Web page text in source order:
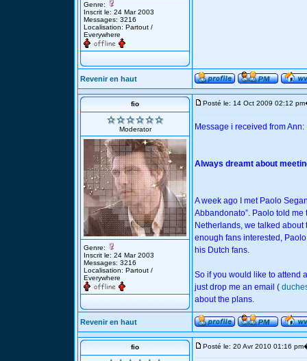
Genre:
Inscrit le: 24 Mar 2003
Messages: 3216
Localisation: Partout /
Everywhere
Revenir en haut
fio
Moderator
Genre:
Inscrit le: 24 Mar 2003
Messages: 3216
Localisation: Partout /
Everywhere
Posté le: 14 Oct 2009 02:12 pm
Message i received from Ann:
Always dreamt about
A week ago I met Paolo
Abbandonato”. Paolo told
Netherlands, we talked
enough fans interested,
his Dutch fans.
So if you would like to attend
just drop me an email (
about the plans.
Revenir en haut
fio Posté le: 20 Avr 2010 01:16 pm